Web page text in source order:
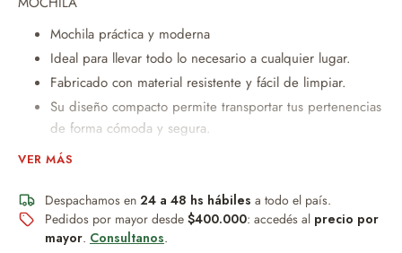
Mochila práctica y moderna
Ideal para llevar todo lo necesario a cualquier lugar.
Fabricado con material resistente y fácil de limpiar.
Su diseño compacto permite transportar tus pertenencias
de forma cómoda y segura.
Correas regulables, brindando mayor comodidad en el
Su estilo funcional y llamativo lo convierte en el
compañero perfecto para salidas, viajes o reuniones al
aire libre.
VER MÁS
Despachamos en 24 a 48 hs hábiles a todo el país.
Pedidos por mayor desde $400.000: accedés al precio por
mayor. Consultanos.